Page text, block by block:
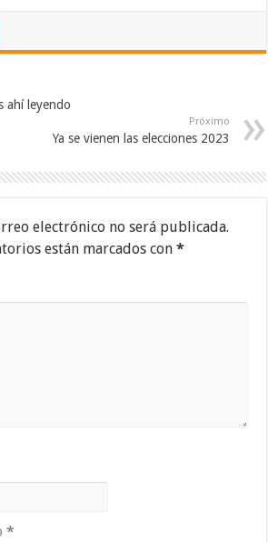
ahí leyendo
Próximo
Ya se vienen las elecciones 2023
electrónico no será publicada.
están marcados con*
*